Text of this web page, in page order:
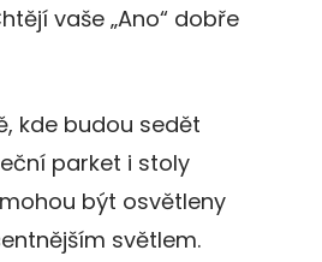
vaše „Ano“ dobře
kde budou sedět
parket i stoly
být osvětleny
světlem.